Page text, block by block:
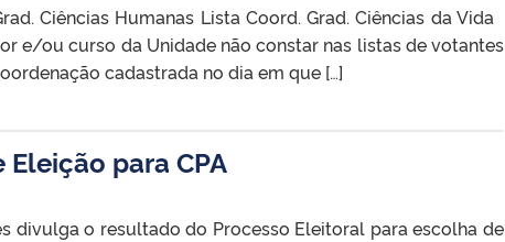
Ciências Humanas Lista Coord. Grad. Ciências da Vida
e/ou curso da Unidade não constar nas listas de votantes
cadastrada no dia em que […]
para CPA
divulga o resultado do Processo Eleitoral para escolha de